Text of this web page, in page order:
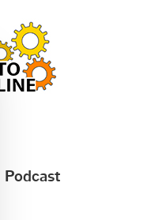
Podcast